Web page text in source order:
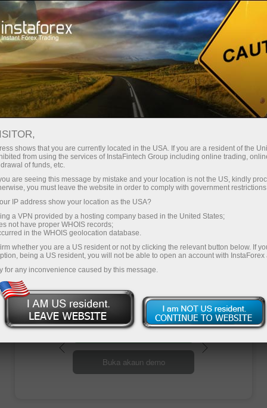
Untuk Pedagang
Keselamatan bersama InstaForex
Keselamatan bersama
InstaForex
Membuka akaun bersama Syarikat InstaForex,
pelanggan akan menerima perlindungan
sepenuhnya dalam aspek kewangan dan
teknikal .Selain itu, sebahagian besar teknologi
yang digunakan oleh Syarikat InstaForex
mempunyai tahap perlindungan bank .
Buka akaun perdagangan
Buka akaun demo
shows that you are currently located in the USA. If you are a resident of the
from using the services of InstaFintech Group including online trading,
of funds, etc.
are seeing this message by mistake and your location is not the US, kindly
you must leave the website in order to comply with government
IP address show your location as the USA?
a VPN provided by a hosting company based in the United States;
not have proper WHOIS records;
in the WHOIS geolocation database.
whether you are a US resident or not by clicking the relevant button below. If
being a US resident, you will not be able to open an account with InstaForex
for any inconvenience caused by this message.